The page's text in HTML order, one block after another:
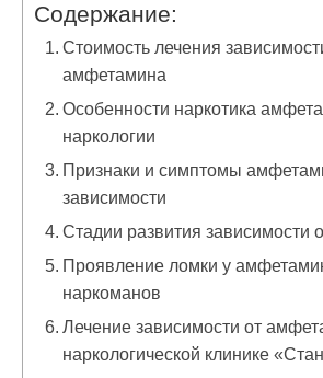
Содержание:
Стоимость лечения
амфетамина
Особенности наркотика
наркологии
Признаки и симптомы
зависимости
Стадии развития зависимости
Проявление ломки у
наркоманов
Лечение зависимости от
наркологической клинике